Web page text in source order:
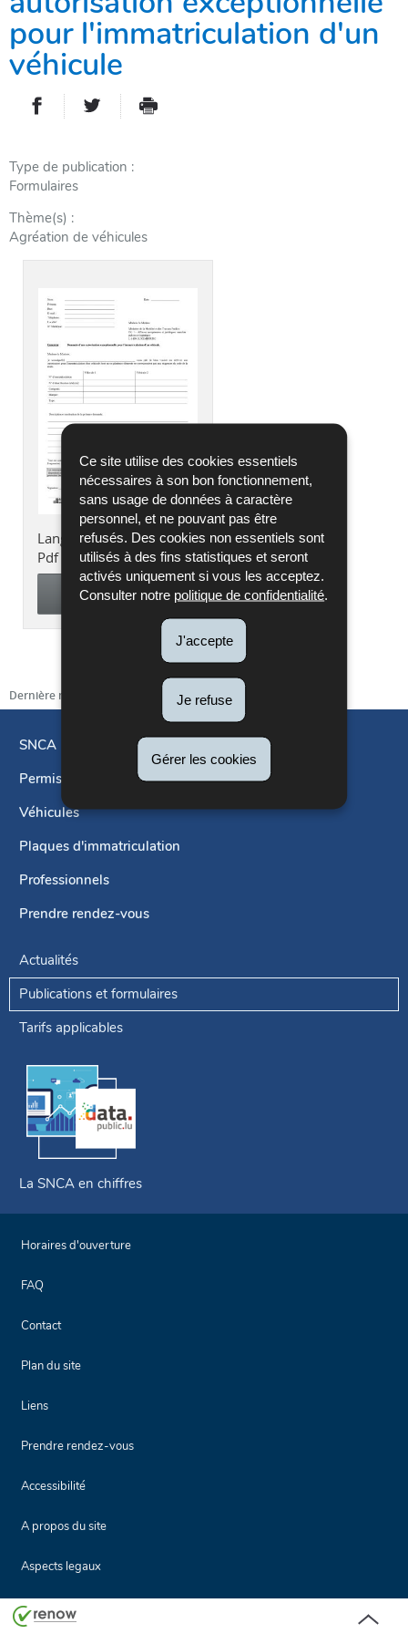
Ce site utilise des cookies essentiels
nécessaires à son bon fonctionnement,
sans usage de données à caractère
personnel, et ne pouvant pas être
refusés. Des cookies non essentiels sont
utilisés à des fins statistiques et seront
activés uniquement si vous les acceptez.
Consulter notre politique de confidentialité
J'accepte
Je refuse
Gérer les cookies
pour l'immatriculation d'un
véhicule
PARTAGER SUR FACEBOOK
PARTAGER SUR TWITTER
IMPRIMER
Type de publication
Formulaires
Thème(s)
Agréation de véhicules
Langue :Français
Pdf - 147 Ko - 1 page(s)
TÉLÉCHARGER
Dernière mise à jour
Menu
de
navigation
SNCA
Permis de conduire
Véhicules
Plaques d'immatriculation
Professionnels
Prendre rendez-vous
Actualités
Publications et formulaires
Tarifs applicables
La SNCA en chiffres
Horaires d'ouverture
FAQ
Contact
Plan du site
Liens
Prendre rendez-vous
Accessibilité
A propos du site
Aspects legaux
de